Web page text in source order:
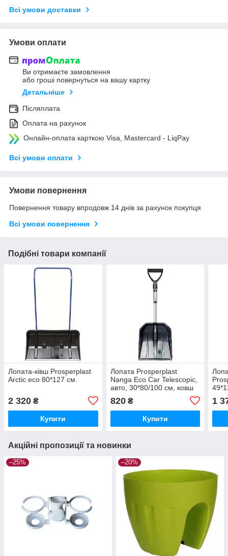
Всі умови доставки
Умови оплати
Ви отримаєте замовлення
або гроші повернуться на вашу картку
Детальніше
Післяплата
Оплата на рахунок
Онлайн-оплата карткою Visa, Mastercard - LiqPay
Всі умови оплати
Умови повернення
Повернення товару впродовж 14 днів за рахунок покупця
Всі умови повернення
Подібні товари компанії
Лопата-ківш Prosperplast
Arctic eco 80*127 см.
2 320 ₴
Купити
Лопата Prosperplast
Nanga Eco Car Telescopic,
авто, 30*80/100 см, ковш
820₴
Купити
1
Акційні пропозиції та новинки
–25% –20%